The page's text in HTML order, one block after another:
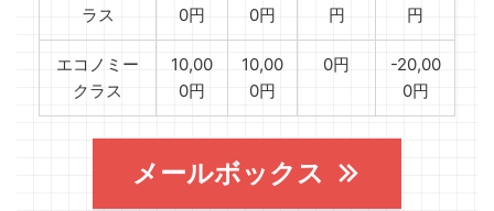
ラス 0円 0円 円 円
エコノミー
クラス
10,00
0円
10,00
0円
0円
-20,00
0円
メールボックス